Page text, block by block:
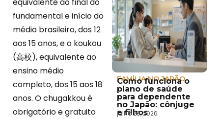
equivalente ao final do
fundamental e início do
médio brasileiro, dos 12
aos 15 anos, e o koukou
(高校), equivalente ao
ensino médio
completo, dos 15 aos 18
anos. O chugakkou é
obrigatório e gratuito
FAMÍLIA NO JAPÃO
Como funciona o
plano de saúde
para dependente
no Japão: cônjuge
e filhos
julho 28, 2026